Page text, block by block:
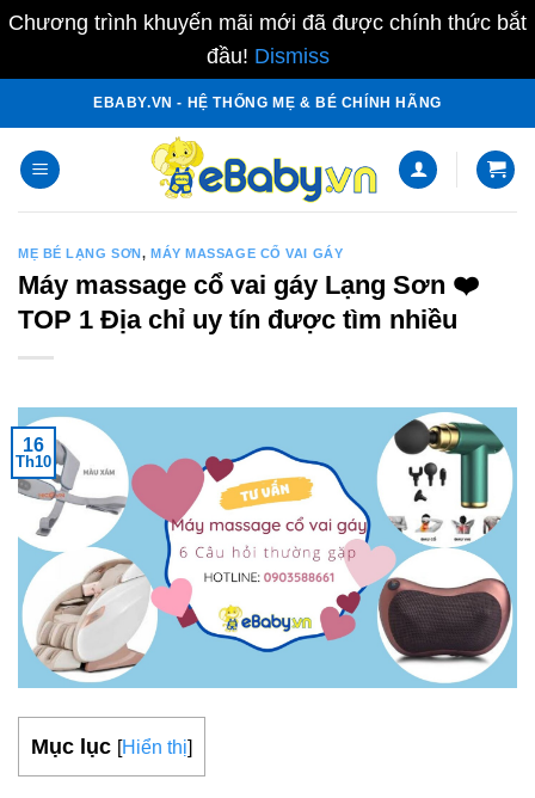
Chương trình khuyến mãi mới đã được chính thức bắt
đầu! Dismiss
content
EBABY.VN - HỆ THỐNG MẸ & BÉ CHÍNH HÃNG
MẸ BÉ LẠNG SƠN, MÁY MASSAGE CỔ VAI GÁY
Máy massage cổ vai gáy Lạng Sơn ❤️️
TOP 1 Địa chỉ uy tín được tìm nhiều
16
Th10
Mục lục [Hiển thị]